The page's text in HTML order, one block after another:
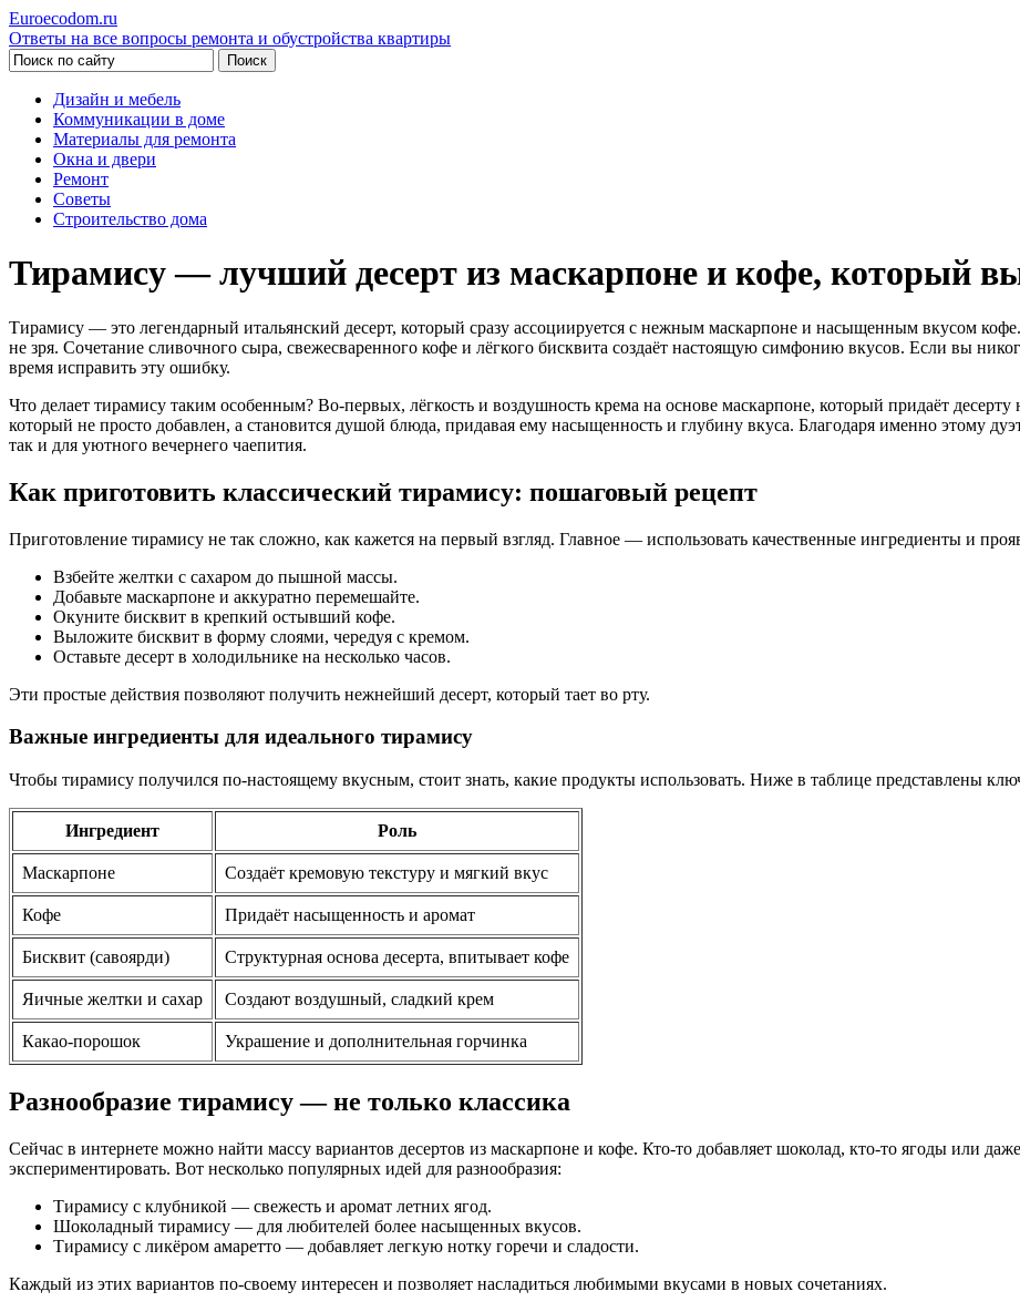
Euroecodom.ru
Ответы на все вопросы ремонта и обустройства квартиры
Дизайн и мебель
Коммуникации в доме
Материалы для ремонта
Окна и двери
Ремонт
Советы
Строительство дома
Тирамису — лучший десерт из маскарпоне и кофе, который вы
Тирамису — это легендарный итальянский десерт, который сразу ассоциируется с нежным маскарпоне и насыщенным вкусом
не зря. Сочетание сливочного сыра, свежесваренного кофе и лёгкого бисквита создаёт настоящую симфонию вкусов. Если вы
время исправить эту ошибку.
Что делает тирамису таким особенным? Во-первых, лёгкость и воздушность крема на основе маскарпоне, который придаёт
который не просто добавлен, а становится душой блюда, придавая ему насыщенность и глубину вкуса. Благодаря именно этому
так и для уютного вечернего чаепития.
Как приготовить классический тирамису: пошаговый рецепт
Приготовление тирамису не так сложно, как кажется на первый взгляд. Главное — использовать качественные ингредиенты и
Взбейте желтки с сахаром до пышной массы.
Добавьте маскарпоне и аккуратно перемешайте.
Окуните бисквит в крепкий остывший кофе.
Выложите бисквит в форму слоями, чередуя с кремом.
Оставьте десерт в холодильнике на несколько часов.
Эти простые действия позволяют получить нежнейший десерт, который тает во рту.
Важные ингредиенты для идеального тирамису
Чтобы тирамису получился по-настоящему вкусным, стоит знать, какие продукты использовать. Ниже в таблице представлены
Ингредиент Роль
Маскарпоне Создаёт кремовую текстуру и мягкий вкус
Кофе Придаёт насыщенность и аромат
Бисквит (савоярди) Структурная основа десерта, впитывает кофе
Яичные желтки и сахар Создают воздушный, сладкий крем
Какао-порошок Украшение и дополнительная горчинка
Разнообразие тирамису — не только классика
Сейчас в интернете можно найти массу вариантов десертов из маскарпоне и кофе. Кто-то добавляет шоколад, кто-то ягоды или
экспериментировать. Вот несколько популярных идей для разнообразия:
Тирамису с клубникой — свежесть и аромат летних ягод.
Шоколадный тирамису — для любителей более насыщенных вкусов.
Тирамису с ликёром амаретто — добавляет легкую нотку горечи и сладости.
Каждый из этих вариантов по-своему интересен и позволяет насладиться любимыми вкусами в новых сочетаниях.